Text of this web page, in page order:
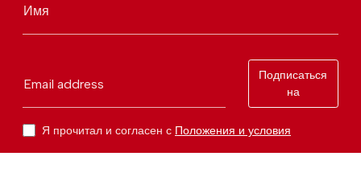
Имя
Email address
Подписаться
на
Я прочитал и согласен с Положения и условия